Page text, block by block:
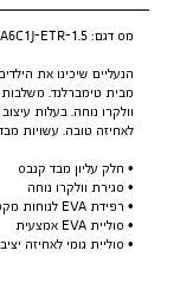
מס דגם: A6C1J-ETR-1.5
הנעליים שיכינו את
מבית טימברלנד.
וולקרו נוחה. בעלות
לאחיזה טובה. עשויות
• חלק עליון מבד קנבס
• סגירת וולקרו נוחה
• רפידת EVA לנוחות מקסימלית
• סוליית EVA אמצעית
• סוליית גומי לאחיזה